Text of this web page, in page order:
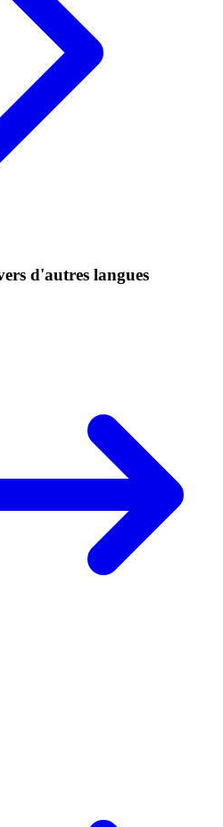
d'autres langues